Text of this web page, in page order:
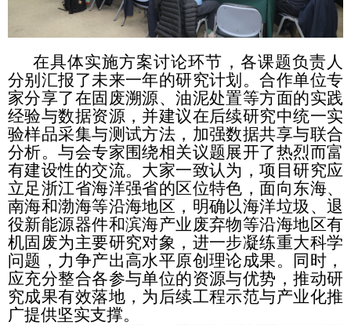
在具体实施方案讨论环节，各课题负责人
分别汇报了未来一年的研究计划。合作单位专
家分享了在固废溯源、油泥处置等方面的实践
经验与数据资源，并建议在后续研究中统一实
验样品采集与测试方法，加强数据共享与联合
分析。与会专家围绕相关议题展开了热烈而富
有建设性的交流。大家一致认为，项目研究应
立足浙江省海洋强省的区位特色，面向东海、
南海和渤海等沿海地区，明确以海洋垃圾、退
役新能源器件和滨海产业废弃物等沿海地区有
机固废为主要研究对象，进一步凝练重大科学
问题，力争产出高水平原创理论成果。同时，
应充分整合各参与单位的资源与优势，推动研
究成果有效落地，为后续工程示范与产业化推
广提供坚实支撑。